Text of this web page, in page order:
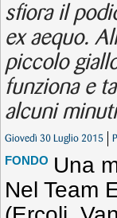
sfiora il
ex aequo.
piccolo
funziona e
alcuni
Giovedì 30 Luglio 2015
FONDO Una
Nel Team